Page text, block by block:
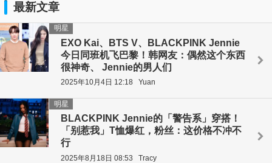
最新文章
EXO Kai、BTS V、BLACKPINK Jennie
今日同班机飞巴黎！韩网友：偶然这个东西
很神奇、 Jennie的男人们
明星
2025年10月4日 12:18 Yuan
BLACKPINK Jennie的「警告系」穿搭！
「别惹我」T恤爆红，粉丝：这价格不冲不
行
明星
2025年8月18日 08:53 Tracy